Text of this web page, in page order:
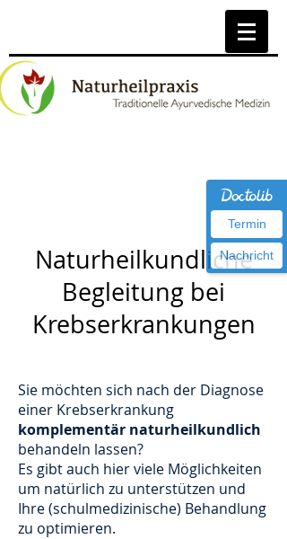
Termin
Nachricht
Naturheilkundliche
Begleitung bei
Krebserkrankungen
Sie möchten sich nach der Diagnose
einer Krebserkrankung
komplementär naturheilkundlich
behandeln lassen?
Es gibt auch hier viele Möglichkeiten
um natürlich zu unterstützen und
Ihre (schulmedizinische) Behandlung
zu optimieren.